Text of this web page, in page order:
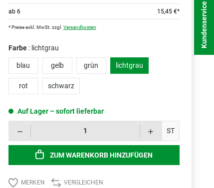
ab 6 15,45 €*
* Preise exkl. MwSt. zzgl. Versandkosten
Farbe : lichtgrau
blau gelb grün lichtgrau
rot schwarz
Auf Lager – sofort lieferbar
ST
ZUM WARENKORB HINZUFÜGEN
MERKEN VERGLEICHEN
Kundenservice